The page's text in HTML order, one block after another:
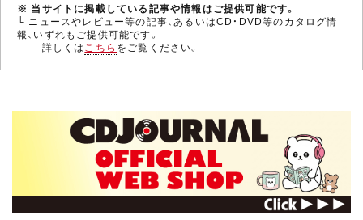
※ 当サイトに掲載している記事や情報はご提供可能です。
└ ニュースやレビュー等の記事、あるいはCD・DVD等のカタログ情
報、いずれもご提供可能です。
詳しくはこちら をご覧ください。